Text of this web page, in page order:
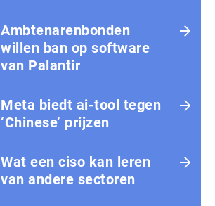
Ambtenarenbonden
willen ban op software
van Palantir
Meta biedt ai-tool tegen
‘Chinese’ prijzen
Wat een ciso kan leren
van andere sectoren